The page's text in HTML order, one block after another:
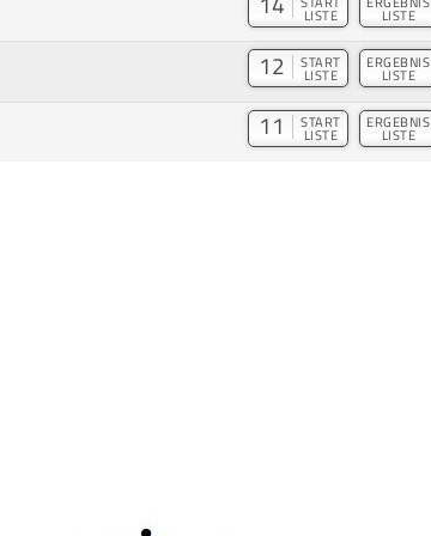
LISTE LISTE
12 START
LISTE
ERGEBNIS
LISTE
11 START
LISTE
ERGEBNIS
LISTE